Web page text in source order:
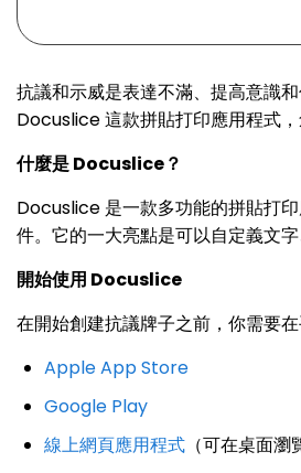
抗議和示威是表達不滿、提高意識
Docuslice 這款拼貼打印應用程式
什麼是 Docuslice？
Docuslice 是一款多功能的拼貼打
件。它的一大亮點是可以自定義文
開始使用 Docuslice
在開始創建抗議牌子之前，你需要
Apple App Store
Google Play
線上網頁應用程式 （可在桌面瀏